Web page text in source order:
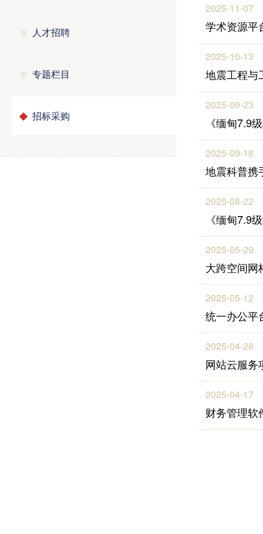
人才招聘
专题栏目
招标采购
2025-11-07
学术资源平
2025-10-13
地震工程与
2025-09-23
《缅甸7.9
2025-09-18
地震科普携
2025-08-22
《缅甸7.9
2025-05-29
大跨空间网
2025-05-12
统一办公平
2025-04-28
网站云服务
2025-04-17
财务管理软